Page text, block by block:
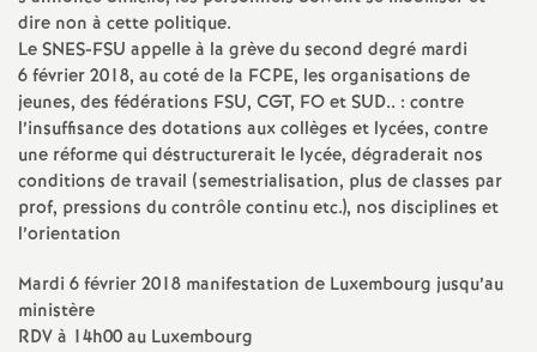
a
l
d
e
s
dire non à cette politique.
LeSNES-FSU appelle à la grève du second degré mardi
6 février 2018, au coté de la FCPE, les organisations de
jeunes, des fédérations FSU, CGT, FOetSUD.. : contre
l’insuffisance des dotations aux collèges et lycées, contre
une réforme qui déstructurerait le lycée, dégraderait nos
conditions de travail (semestrialisation, plus de classes par
prof, pressions du contrôle continu etc.), nos disciplines et
l’orientation
Mardi 6 février 2018 manifestation de Luxembourg jusqu’au
ministère
RDVà 14h00 au Luxembourg